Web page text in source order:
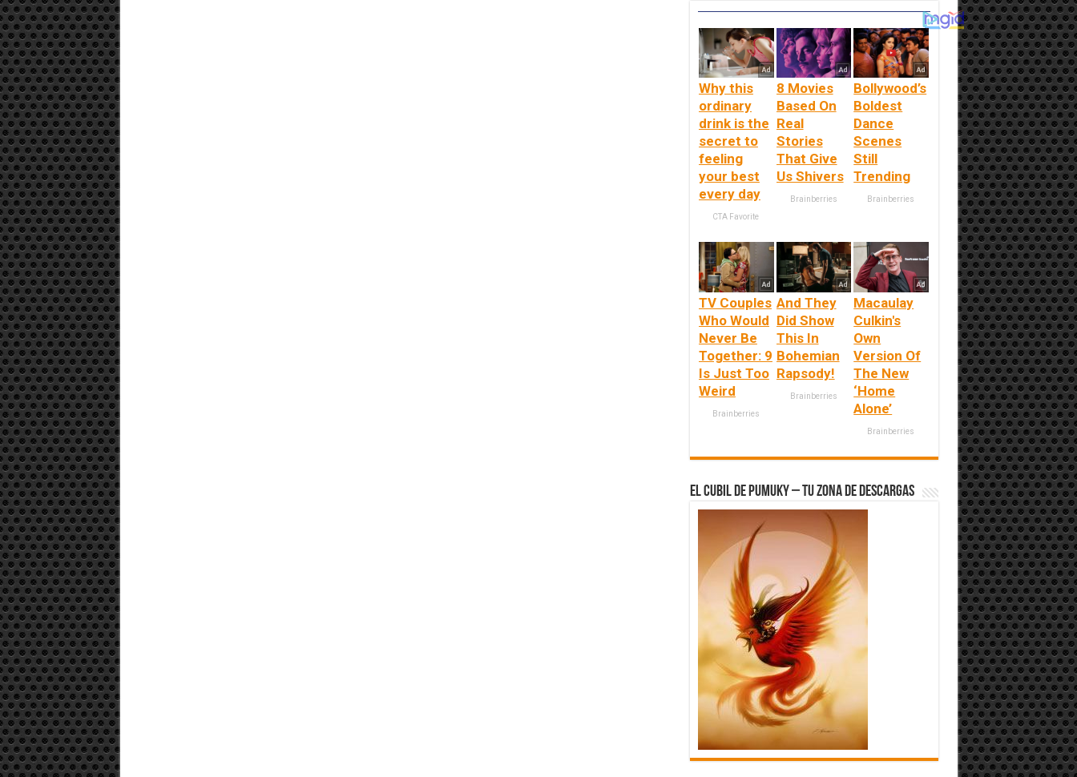
Why this
ordinary
drink is the
secret to
feeling
your best
every day
CTA Favorite
8 Movies
Based On
Real
Stories
That Give
Us Shivers
Brainberries
Bollywood’s
Boldest
Dance
Scenes
Still
Trending
Brainberries
TV Couples
Who Would
Never Be
Together: 9
Is Just Too
Weird
Brainberries
And They
Did Show
This In
Bohemian
Rapsody!
Brainberries
Macaulay
Culkin's
Own
Version Of
The New
‘Home
Alone’
Brainberries
El Cubil de Pumuky – Tu zona de Descargas